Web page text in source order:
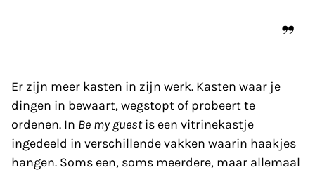
Er zijn meer kasten in zijn werk. Kasten waar je
dingen in bewaart, wegstopt of probeert te
ordenen. In Be my guestis een vitrine­kastje
ingedeeld in verschillende vakken waarin haakjes
hangen. Soms een, soms meerdere, maar allemaal